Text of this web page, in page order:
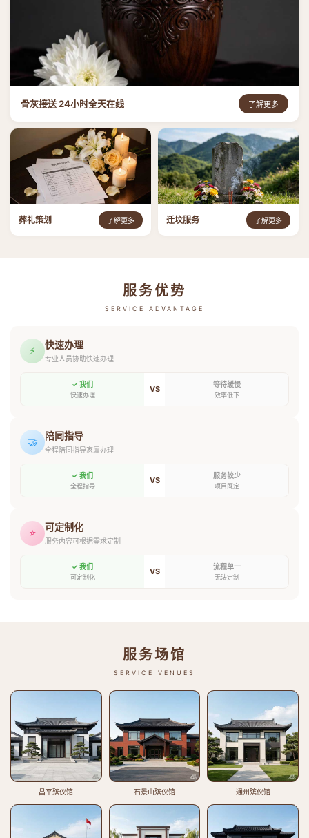
骨灰接送 24小时全天在线 了解更多
葬礼策划 了解更多 迁坟服务 了解更多
服务优势
SERVICE ADVANTAGE
⚡ 快速办理
专业人员协助快速办理
✓ 我们
快速办理
VS 等待缓慢
效率低下
🤝 陪同指导
全程陪同指导家属办理
✓ 我们
全程指导
VS 服务较少
项目既定
⭐ 可定制化
服务内容可根据需求定制
✓ 我们
可定制化
VS 流程单一
无法定制
服务场馆
SERVICE VENUES
昌平殡仪馆 石景山殡仪馆 通州殡仪馆